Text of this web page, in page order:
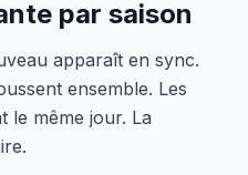
par saison
apparaît en sync.
ensemble. Les
le même jour. La